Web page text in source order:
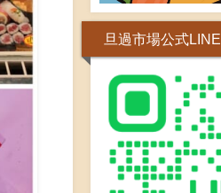
旦過市場公式LINE